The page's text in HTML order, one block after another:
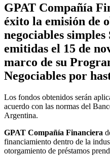
GPAT Compañía
éxito la emisión de
negociables
emitidas el 15 de
marco de su
Negociables por
Los fondos obtenidos serán
acuerdo con las normas del
Argentina.
GPAT Compañía Financiera
financiamiento dentro de la
otorgamiento de préstamos